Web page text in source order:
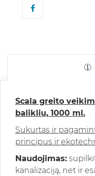
Scala greito
balikliu, 1000 ml.
Sukurtas ir
principus ir
Naudojimas:
kanalizaciją, net ir